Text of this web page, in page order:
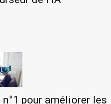
n°1 pour améliorer les